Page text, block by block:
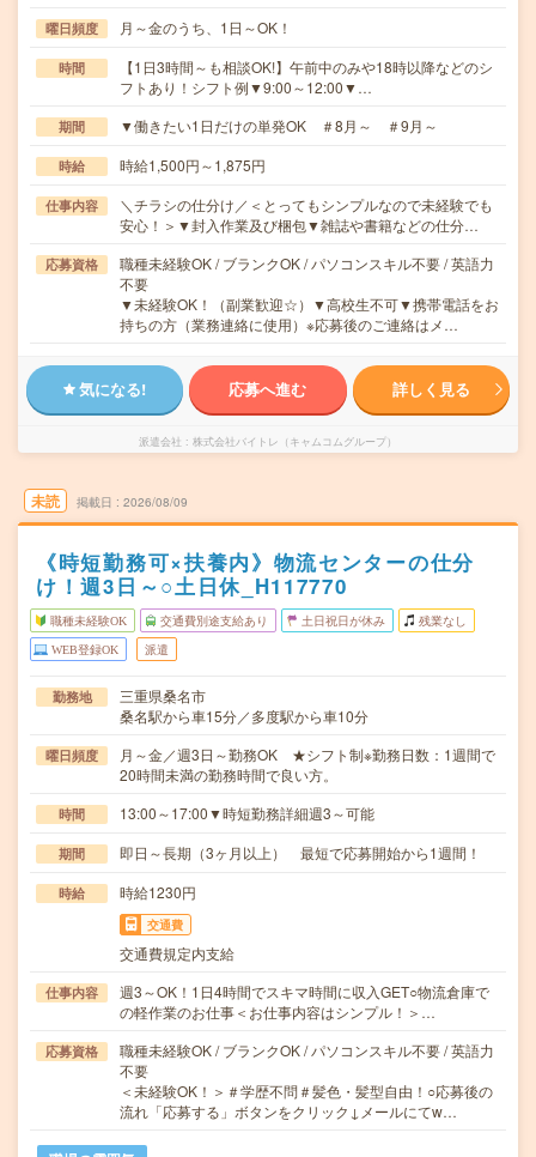
曜日頻度 月～金のうち、1日～OK！
時間
【1日3時間～も相談OK!】午前中のみや18時以降などのシ
フトあり！シフト例▼9:00～12:00▼…
期間 ▼働きたい1日だけの単発OK ＃8月～ ＃9月～
時給 時給1,500円～1,875円
仕事内容
＼チラシの仕分け／＜とってもシンプルなので未経験でも
安心！＞▼封入作業及び梱包▼雑誌や書籍などの仕分…
応募資格
職種未経験OK / ブランクOK / パソコンスキル不要 / 英語力
不要
▼未経験OK！（副業歓迎☆）▼高校生不可▼携帯電話をお
持ちの方（業務連絡に使用）※応募後のご連絡はメ…
気になる! 応募へ進む 詳しく見る
派遣会社 株式会社バイトレ（キャムコムグループ）
未読 掲載日 2026/08/09
《時短勤務可×扶養内》物流センターの仕分
け！週3日～○土日休_H117770
職種未経験OK 交通費別途支給あり 土日祝日が休み 残業なし
WEB登録OK 派遣
勤務地
三重県桑名市
桑名駅から車15分／多度駅から車10分
曜日頻度
月～金／週3日～勤務OK ★シフト制※勤務日数：1週間で
20時間未満の勤務時間で良い方。
時間 13:00～17:00▼時短勤務詳細週3～可能
期間 即日～長期（3ヶ月以上） 最短で応募開始から1週間！
時給 時給1230円
交通費
交通費規定内支給
仕事内容
週3～OK！1日4時間でスキマ時間に収入GET○物流倉庫で
の軽作業のお仕事＜お仕事内容はシンプル！＞…
応募資格
職種未経験OK / ブランクOK / パソコンスキル不要 / 英語力
不要
＜未経験OK！＞＃学歴不問＃髪色・髪型自由！○応募後の
流れ「応募する」ボタンをクリック↓メールにてw…